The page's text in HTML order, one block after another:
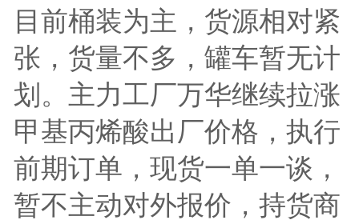
目前桶装为主，货源相对紧
张，货量不多，罐车暂无计
划。主力工厂万华继续拉涨
甲基丙烯酸出厂价格，执行
前期订单，现货一单一谈，
暂不主动对外报价，持货商